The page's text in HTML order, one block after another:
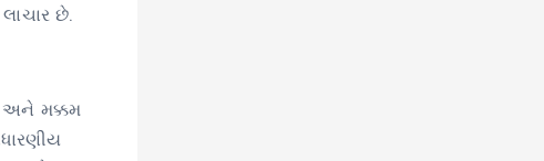
છે.
અને મક્કમ